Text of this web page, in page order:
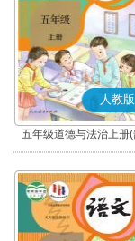
人教版
五年级道德与法治上册(
版)